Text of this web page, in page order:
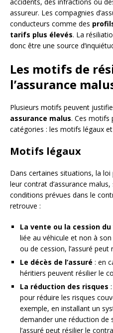
accidents, des infractions ou
assureur. Les compagnies
conducteurs comme des
tarifs plus élevés. La
donc être une source
Les motifs de
l’assurance
Plusieurs motifs peuvent
assurance malus. Ces motifs
catégories : les motifs légaux
Motifs légaux
Dans certaines situations, la
leur contrat d’assurance
conditions prévues dans le
retrouve :
La vente ou la cession
liée au véhicule et non à
ou de cession, l’assuré
Le décès de l’assuré : en
héritiers peuvent résilier le
La réduction des risques
pour réduire les risques
exemple, en installant un
demander une réduction de
l’assuré peut résilier le